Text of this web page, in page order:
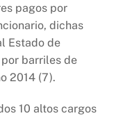
pagos por
dichas
Estado de
barriles de
2014 (7).
10 altos cargos